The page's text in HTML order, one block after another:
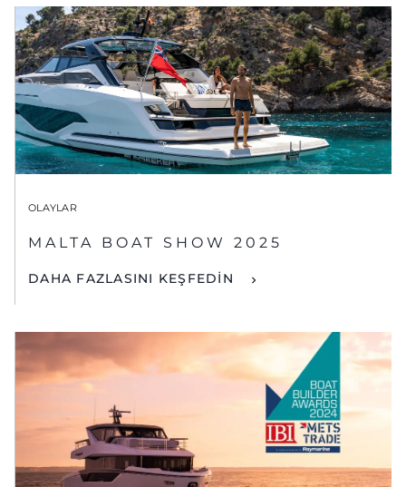
OLAYLAR
MALTA BOAT SHOW 2025
DAHA FAZLASINI KEŞFEDİN